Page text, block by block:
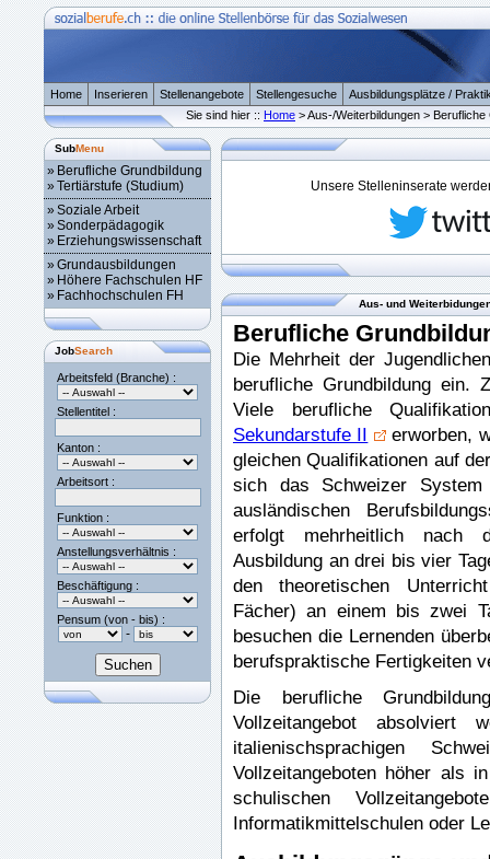
Home Inserieren Stellenangebote Stellengesuche
Ausbildungsplätze /
Sie sind hier :: Home > Aus-/Weiterbildungen >
SubMenu
» Berufliche Grundbildung
»Tertiärstufe (Studium)
»Soziale Arbeit
»Sonderpädagogik
» Erziehungswissenschaft
»Grundausbildungen
» Höhere Fachschulen HF
» Fachhochschulen FH
JobSearch
Arbeitsfeld (Branche) :
Stellentitel :
Kanton :
Arbeitsort :
Funktion :
Anstellungsverhältnis :
Beschäftigung :
Pensum (von - bis) :
-
Unsere Stelleninserate
Aus- und
Berufliche
Die Mehrheit der
berufliche Grundbildung ein.
Viele berufliche
Sekundarstufe II
erworben,
gleichen Qualifikationen auf
sich das Schweizer
ausländischen
erfolgt mehrheitlich nach
Ausbildung an drei bis vier
den theoretischen
Fächer) an einem bis zwei
besuchen die Lernenden
berufspraktische Fertigkeiten
Die berufliche
Vollzeitangebot
italienischsprachigen
Vollzeitangeboten höher als
schulischen
Informatikmittelschulen oder